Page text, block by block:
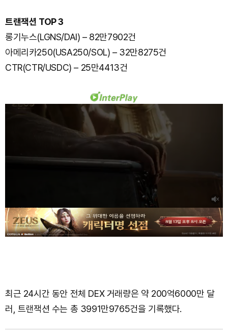
트랜잭션 TOP 3
롱기누스(LGNS/DAI) – 82만7902건
아메리카250(USA250/SOL) – 32만8275건
CTR(CTR/USDC) – 25만4413건
최근 24시간 동안 전체 DEX 거래량은 약 200억6000만 달
러, 트랜잭션 수는 총 3991만9765건을 기록했다.